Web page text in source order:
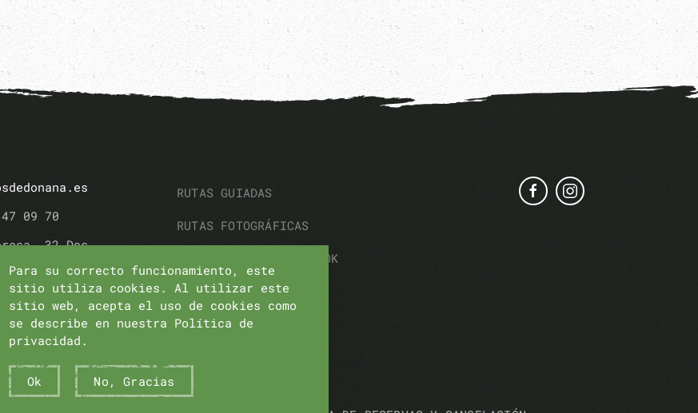
09 70
32 Dos
(Sevilla)
Turismo
SE/00161
RUTAS GUIADAS
RUTAS FOTOGRÁFICAS
RUTA FAMILIAR CON BOOK
RUTAS SENDERISMO
OTRAS EXPERIENCIAS
Para su correcto funcionamiento, este
sitio utiliza cookies. Al utilizar este
sitio web, acepta el uso de cookies como
se describe en nuestra Política de
privacidad.
Ok No, Gracias